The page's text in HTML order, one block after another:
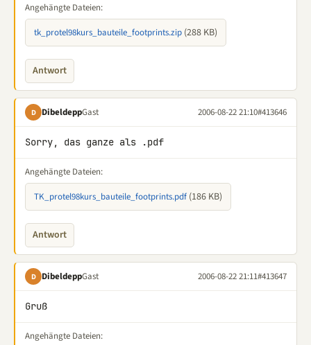
Angehängte Dateien:
tk_protel98kurs_bauteile_footprints.zip (288 KB)
Antwort
D DibeldeppGast 2006-08-22 21:10#413646
Sorry, das ganze als .pdf
Angehängte Dateien:
TK_protel98kurs_bauteile_footprints.pdf (186 KB)
Antwort
D DibeldeppGast 2006-08-22 21:11#413647
Gruß
Angehängte Dateien: